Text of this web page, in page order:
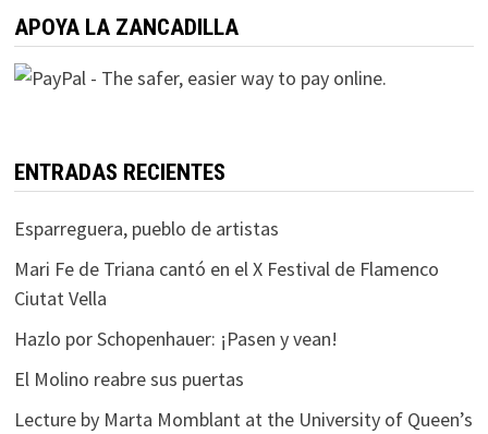
APOYA LA ZANCADILLA
ENTRADAS RECIENTES
Esparreguera, pueblo de artistas
Mari Fe de Triana cantó en el X Festival de Flamenco
Ciutat Vella
Hazlo por Schopenhauer: ¡Pasen y vean!
El Molino reabre sus puertas
Lecture by Marta Momblant at the University of Queen’s